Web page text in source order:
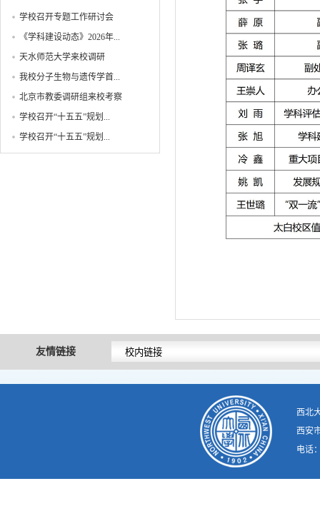
学校召开专题工作研讨会
《学科建设动态》2026年...
天水师范大学来校调研
我校分子生物与遗传学首...
北京市教委调研组来校考察
学校召开“十五五”规划...
学校召开“十五五”规划...
友情链接
西北
西安
电话